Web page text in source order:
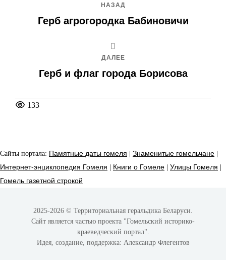
НАЗАД
Герб агрогородка Бабиновичи
ДАЛЕЕ
Герб и флаг города Борисова
133
Сайты портала: Памятные даты гомеля | Знаменитые гомельчане |
Интернет-энциклопедия Гомеля | Книги о Гомеле | Улицы Гомеля |
Гомель газетной строкой
2025-2026 © Территориальная геральдика Беларуси.
Сайт является частью проекта "Гомельский историко-
краеведческий портал"
Идея, создание, поддержка: Александр Флегентов